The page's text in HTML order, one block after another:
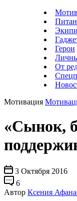
Герои
От
Мотивация
«Сынок,
3 Октября 2016
6
Автор Ксения